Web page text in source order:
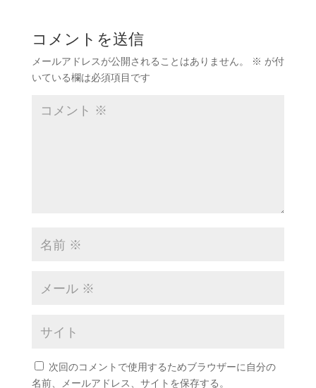
コメントを送信
メールアドレスが公開されることはありません。 ※ が付
いている欄は必須項目です
次回のコメントで使用するためブラウザーに自分の
名前、メールアドレス、サイトを保存する。